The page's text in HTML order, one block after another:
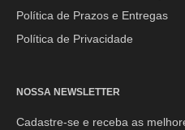
Política de Prazos e Entregas
Política de Privacidade
NOSSA NEWSLETTER
Cadastre-se e receba as